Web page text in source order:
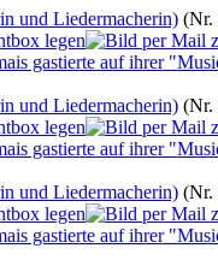
und Liedermacherin) (Nr.
und Liedermacherin) (Nr.
und Liedermacherin) (Nr.